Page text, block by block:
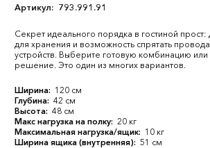
Артикул: 793.991.91
Секрет идеального порядка в гостиной прост:
для хранения и возможность спрятать
устройств. Выберите готовую комбинацию или
решение. Это один из многих вариантов.
Ширина: 120 см
Глубина: 42 см
Высота: 48 см
Макс нагрузка на полку: 20 кг
Максимальная нагрузка/ящик: 10 кг
Ширина ящика (внутренняя): 51 см